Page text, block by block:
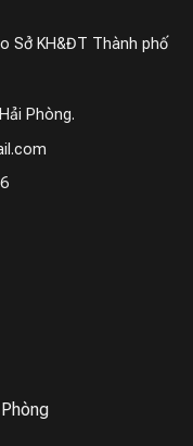
Sở KH&ĐT Thành phố
Phòng.